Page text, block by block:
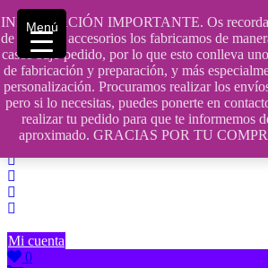
INFORMACIÓN IMPORTANTE. Os
de nuestros accesorios los fabricamos de
casos bajo pedido, por lo que esto conlleva
de fabricación y preparación, y más
personalización. Procuramos realizar los
pero si lo necesitas, puedes ponerte en
realizar tu pedido para que te informemos
aproximado. GRACIAS POR TU
Saltar
contenido
609241475 SOLO DE 10:00 a 14:00
info@hobbyaescala.com
San Fernando de Henares
10:00 - 14:00
Mi cuenta
0
Menú